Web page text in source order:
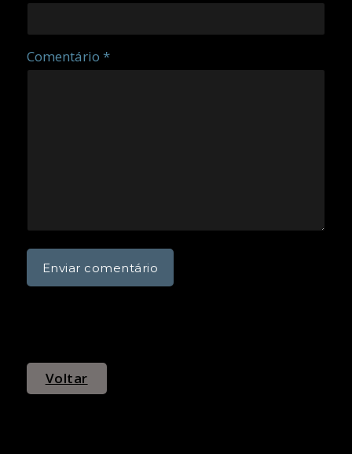
Comentário *
Voltar